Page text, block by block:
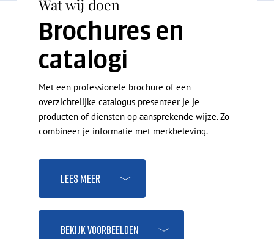
Wat wij doen
Brochures en
catalogi
Met een professionele brochure of een
overzichtelijke catalogus presenteer je je
producten of diensten op aansprekende wijze. Zo
combineer je informatie met merkbeleving.
Lees meer
Bekijk voorbeelden